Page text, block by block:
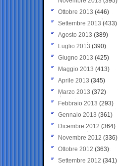
Ottobre 2013 (446)
Settembre 2013 (433)
Agosto 2013 (389)
Luglio 2013 (390)
Giugno 2013 (425)
Maggio 2013 (413)
Aprile 2013 (345)
Marzo 2013 (372)
Febbraio 2013 (293)
Gennaio 2013 (361)
Dicembre 2012 (364)
Novembre 2012 (336)
Ottobre 2012 (363)
Settembre 2012 (341)